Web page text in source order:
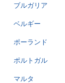
ブルガリア
ベルギー
ポーランド
ポルトガル
マルタ